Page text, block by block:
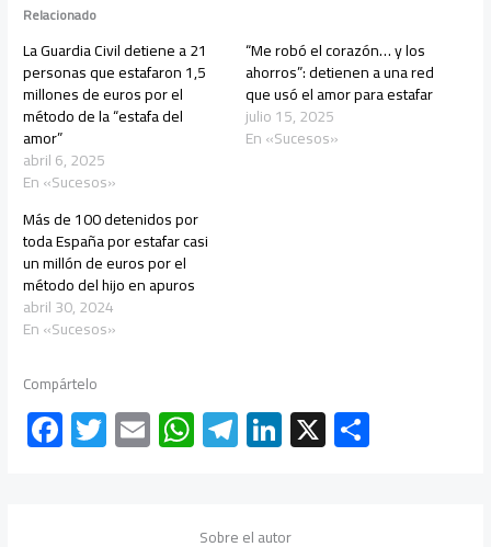
Relacionado
La Guardia Civil detiene a 21
personas que estafaron 1,5
millones de euros por el
método de la “estafa del
amor”
abril 6, 2025
En «Sucesos»
“Me robó el corazón… y los
ahorros”: detienen a una red
que usó el amor para estafar
julio 15, 2025
En «Sucesos»
Más de 100 detenidos por
toda España por estafar casi
un millón de euros por el
método del hijo en apuros
abril 30, 2024
En «Sucesos»
Compártelo
F
ac
T
wi
E
m
W
h
Te
le
Li
nk
X
Sobre el autor